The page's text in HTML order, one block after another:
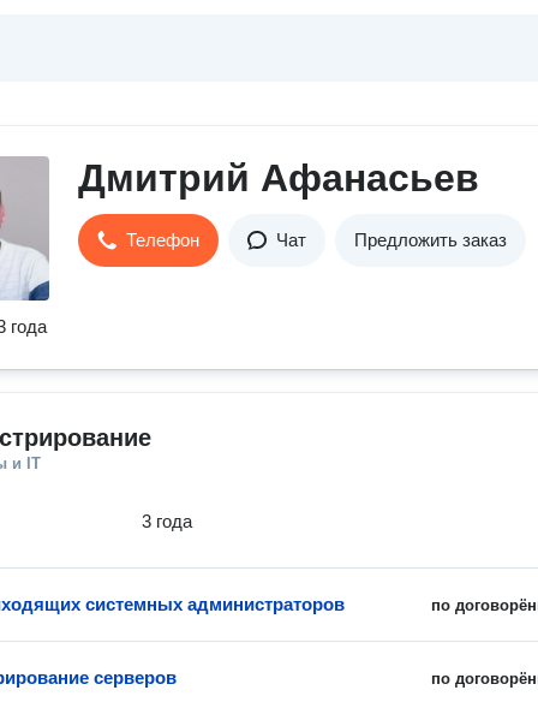
Дмитрий Афанасьев
Телефон Чат Предложить заказ
года
и IT
3 года
по
системных администраторов
по
серверов